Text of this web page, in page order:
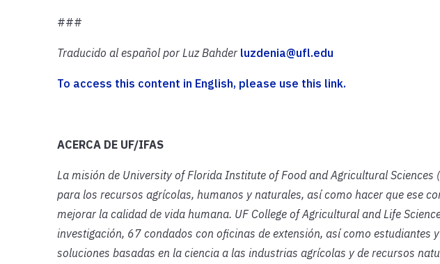
###
Traducido al español por Luz Bahder luzdenia@ufl.edu
To access this content in English, please use this link.
ACERCA DE UF/IFAS
La misión de University of Florida Institute of Food and Agricultural
para los recursos agrícolas, humanos y naturales, así como hacer que ese
mejorar la calidad de vida humana. UF College of Agricultural and Life
investigación, 67 condados con oficinas de extensión, así como estudiantes
soluciones basadas en la ciencia a las industrias agrícolas y de recursos